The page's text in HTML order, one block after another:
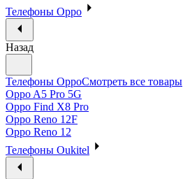
Телефоны Oppo
Назад
Телефоны OppoСмотреть все товары
Oppo A5 Pro 5G
Oppo Find X8 Pro
Oppo Reno 12F
Oppo Reno 12
Телефоны Oukitel